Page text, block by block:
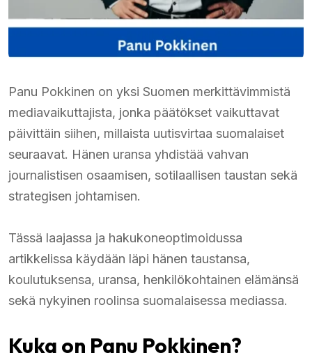
Panu Pokkinen on yksi Suomen merkittävimmistä
mediavaikuttajista, jonka päätökset vaikuttavat
päivittäin siihen, millaista uutisvirtaa suomalaiset
seuraavat. Hänen uransa yhdistää vahvan
journalistisen osaamisen, sotilaallisen taustan sekä
strategisen johtamisen.
Tässä laajassa ja hakukoneoptimoidussa
artikkelissa käydään läpi hänen taustansa,
koulutuksensa, uransa, henkilökohtainen elämänsä
sekä nykyinen roolinsa suomalaisessa mediassa.
Kuka on Panu Pokkinen?